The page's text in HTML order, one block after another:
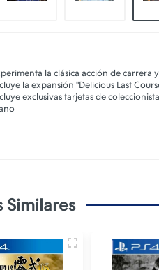
la clásica acción de
la expansión "Delicious Last
exclusivas tarjetas de
Similares